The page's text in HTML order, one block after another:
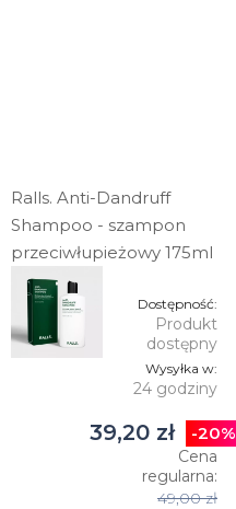
Ralls. Anti-Dandruff
Shampoo - szampon
przeciwłupieżowy 175ml
Dostępność:
Produkt
dostępny
Wysyłka w:
24 godziny
39,20 zł -20%
Cena
regularna:
49,00 zł